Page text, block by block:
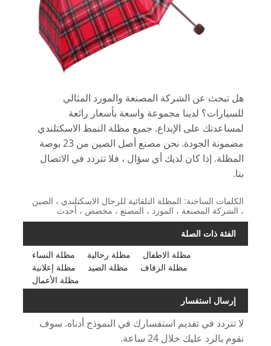
هل تبحث عن الشركة المصنعة والمورد المثالي
للسيارات؟ لدينا مجموعة واسعة بأسعار رائعة
لمساعدتك على الإبداع. جميع مظلة النمط الاسكتلندي
مضمونة الجودة. نحن مصنع أصل الصين من 23 بوصة
المظلة. إذا كان لديك أي سؤال ، فلا تتردد في الاتصال
بنا.
الكلمات الساخنة: المظلة التلقائية للرجال الاسكتلندي ، الصين
، الشركة المصنعة ، المورد ، المصنع ، مخصص ، أحدث
الفئة ذات الصلة
مظلة النساء
مظلة رجالية
مظلة الاطفال
مظلة إعلانية
مظلة الصيد
مظلة الزفاف
مظلة الأعمال
إرسال استفسار
لا تتردد في تقديم استفسارك في النموذج أدناه. سوف
نقوم بالرد عليك خلال 24 ساعة.